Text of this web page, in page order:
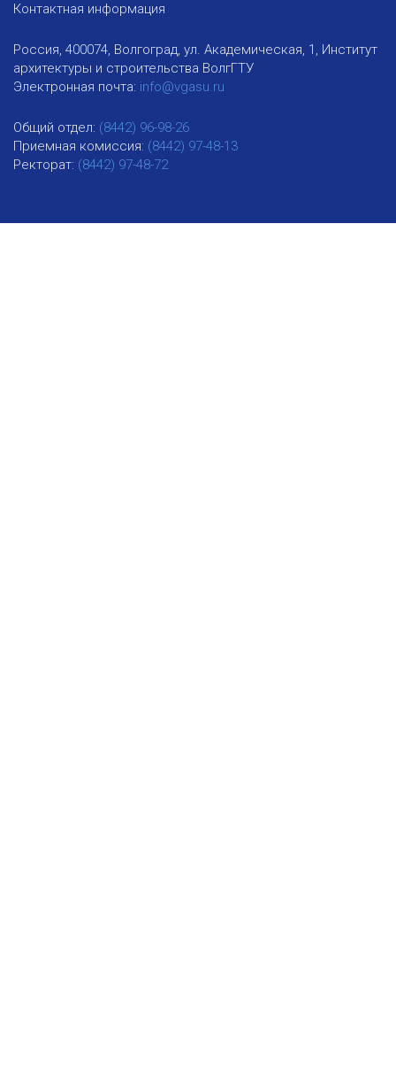
Контактная информация
Россия, 400074, Волгоград, ул. Академическая, 1, Институт
архитектуры и строительства ВолгГТУ
Электронная почта: info@vgasu.ru
Общий отдел: (8442) 96-98-26
Приемная комиссия: (8442) 97-48-13
Ректорат: (8442) 97-48-72